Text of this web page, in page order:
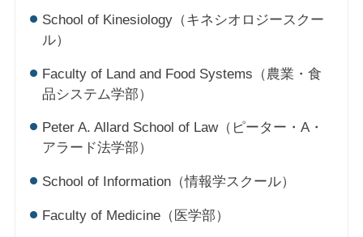
School of Kinesiology（キネシオロジースクー
ル）
Faculty of Land and Food Systems（農業・食
品システム学部）
Peter A. Allard School of Law（ピーター・A・
アラード法学部）
School of Information（情報学スクール）
Faculty of Medicine（医学部）